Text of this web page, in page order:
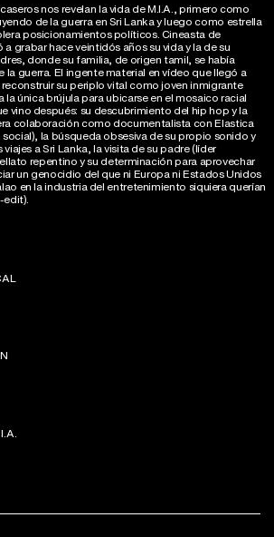
nos revelan la vida de M.I.A., primero como
de la guerra en Sri Lanka y luego como estrella
posicionamientos políticos. Cineasta de
grabar hace veintidós años su vida y la de su
donde su familia, de origen tamil, se había
guerra. El ingente material en vídeo que llegó a
su periplo vital como joven inmigrante
la única brújula para ubicarse en el mosaico racial
vino después: su descubrimiento del hip hop y la
colaboración como documentalista con Elastica
la búsqueda obsesiva de su propio sonido y
a Sri Lanka, la visita de su padre (líder
repentino y su determinación para aprovechar
un genocidio del que ni Europa ni Estados Unidos
en la industria del entretenimiento siquiera querían
edit).